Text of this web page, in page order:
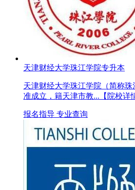
天津财经大学珠江学院专升本
天津财经大学珠江学院（简称
准成立，籍天津市教... 【院校详
报名指导 专业查询